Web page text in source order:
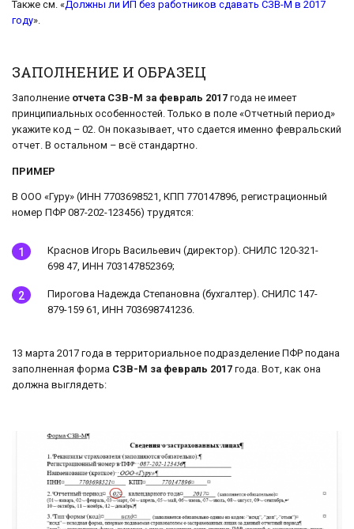
Также см. «Должны ли ИП без работников сдавать СЗВ-М в 2017
году».
ЗАПОЛНЕНИЕ И ОБРАЗЕЦ
Заполнение отчета СЗВ-М за февраль 2017 года не имеет
принципиальных особенностей. Только в поле «Отчетный период»
укажите код – 02. Он показывает, что сдается именно февральский
отчет. В остальном – всё стандартно.
ПРИМЕР
В ООО «Гуру» (ИНН 7703698521, КПП 770147896, регистрационный
номер ПФР 087-202-123456) трудятся:
Краснов Игорь Васильевич (директор). СНИЛС 120-321-
698 47, ИНН 703147852369;
Пирогова Надежда Степановна (бухгалтер). СНИЛС 147-
879-159 61, ИНН 703698741236.
13 марта 2017 года в территориальное подразделение ПФР подана
заполненная форма СЗВ-М за февраль 2017 года. Вот, как она
должна выглядеть: